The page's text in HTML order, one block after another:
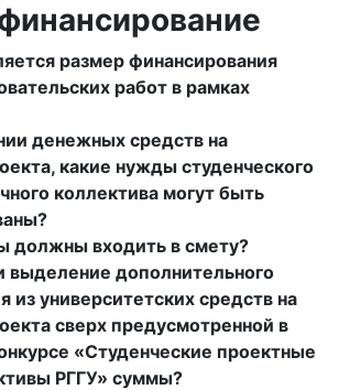
размер финансирования
работ в рамках
денежных средств на
какие нужды студенческого
коллектива могут быть
должны входить в смету?
выделение дополнительного
из университетских средств на
сверх предусмотренной в
«Студенческие проектные
РГГУ» суммы?